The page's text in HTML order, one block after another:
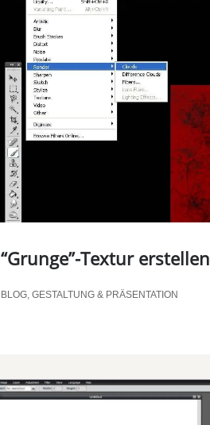
“Grunge”-Textur erstellen
BLOG, GESTALTUNG & PRÄSENTATION